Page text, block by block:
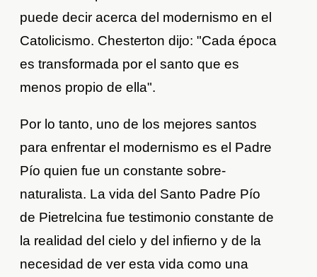
puede decir acerca del modernismo en el
Catolicismo. Chesterton dijo: "Cada época
es transformada por el santo que es
menos propio de ella".
Por lo tanto, uno de los mejores santos
para enfrentar el modernismo es el Padre
Pío quien fue un constante sobre-
naturalista. La vida del Santo Padre Pío
de Pietrelcina fue testimonio constante de
la realidad del cielo y del infierno y de la
necesidad de ver esta vida como una